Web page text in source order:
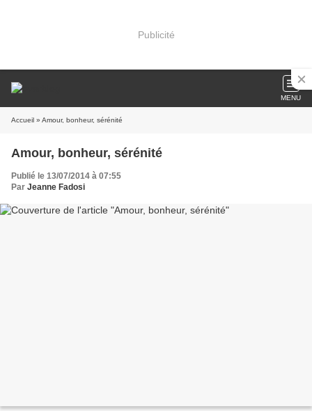
Publicité
MENU
Accueil » Amour, bonheur, sérénité
Amour, bonheur, sérénité
Publié le 13/07/2014 à 07:55
Par Jeanne Fadosi